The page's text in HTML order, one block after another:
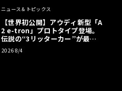
ニュース＆トピックス
【世界初公開】アウディ新型「A
2 e-tron」プロトタイプ登場。
伝説の“3リッターカー”が最高
効率エントリーBEVとして復活
【画像38枚】
2026 8/4